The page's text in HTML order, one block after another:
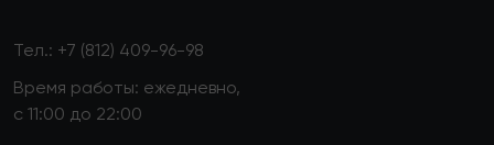
Тел.: +7 (812) 409-96-98
Время работы: ежедневно,
с 11:00 до 22:00